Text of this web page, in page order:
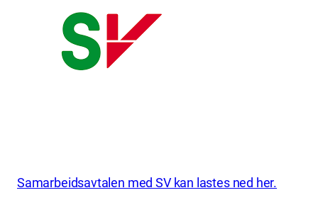
Samarbeidsavtalen med SV kan lastes ned her.